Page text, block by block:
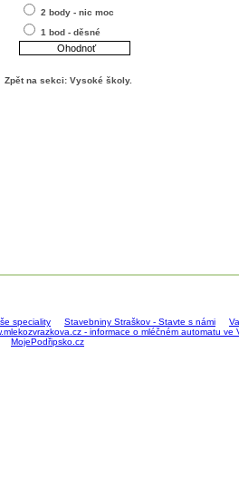
2 body - nic moc
1 bod - děsné
Zpět na sekci: Vysoké školy.
speciality Stavebniny Straškov - Stavte s námi
- informace o mléčném automatu
MojePodřipsko.cz